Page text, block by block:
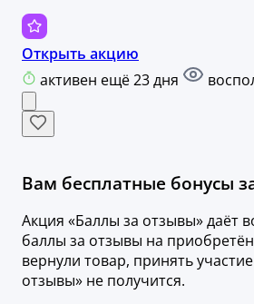
Открыть акцию
активен ещё 23 дня
Вам бесплатные бонусы
Акция «Баллы за отзывы» даёт
баллы за отзывы на
вернули товар, принять
отзывы» не получится.